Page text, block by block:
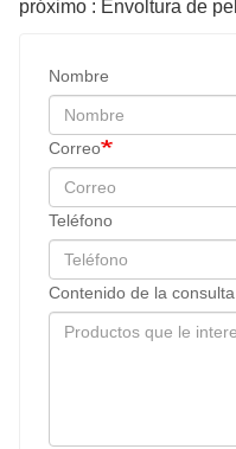
Nombre
Correo
Teléfono
Contenido de la consulta